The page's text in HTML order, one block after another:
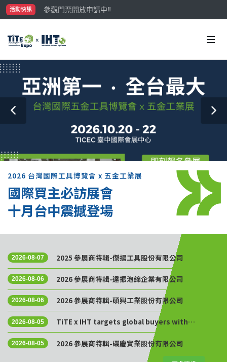
活動快訊
參觀門票開放申請中‼️
最大規模台灣五金展TiTE x IHT，2026/10/20-22與您在臺
2026 台灣國際工具博覽會 x 五金工業展
國際買主必訪展會
十月台中震撼登場
2026-08-07 2025 參展商特輯-傑揚工具股份有限公司
2026-08-06 2026 參展商特輯-達振泡綿企業有限公司
2026-08-06 2026 參展商特輯-碩興工業股份有限公司
2026-08-05
TiTE x IHT targets global buyers with
Golden Sourcing Week
2026-08-05 2026 參展商特輯-磯慶實業股份有限公司